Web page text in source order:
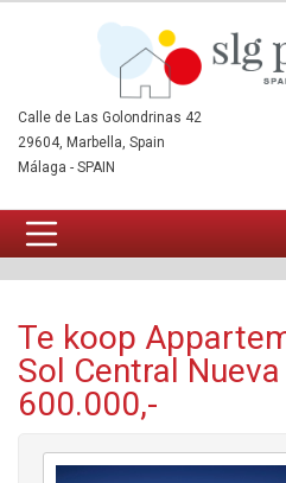
Calle de Las Golondrinas 42
29604, Marbella, Spain
Málaga - SPAIN
Te koop
Sol Central
600.000,-